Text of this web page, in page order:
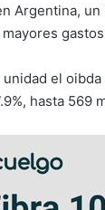
Argentina, un
el
hasta 569